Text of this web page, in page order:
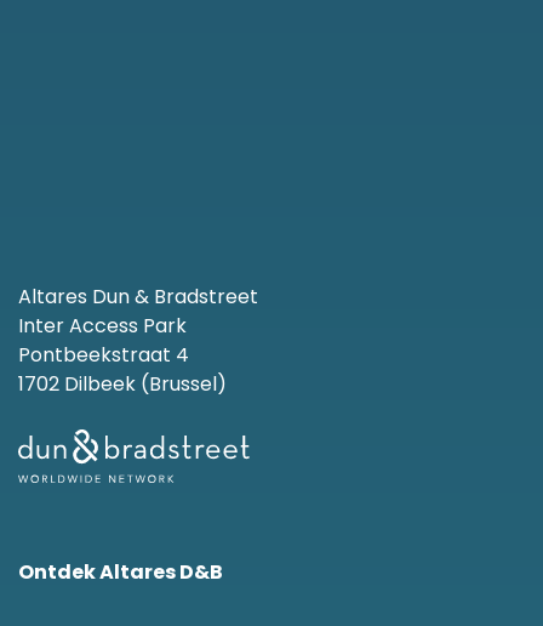
Altares Dun & Bradstreet
Inter Access Park
Pontbeekstraat 4
1702 Dilbeek (Brussel)
Ontdek Altares D&B